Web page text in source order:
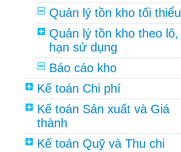
Quản lý tồn kho tối thiểu
Quản lý tồn kho theo lô,
hạn sử dụng
Báo cáo kho
Kế toán Chi phí
Kế toán Sản xuất và Giá
thành
Kế toán Quỹ và Thu chi